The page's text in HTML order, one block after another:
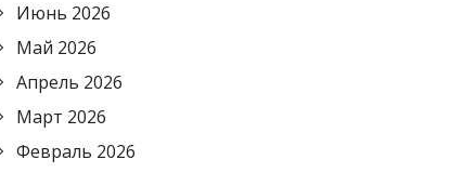
Июнь 2026
Май 2026
Апрель 2026
Март 2026
Февраль 2026